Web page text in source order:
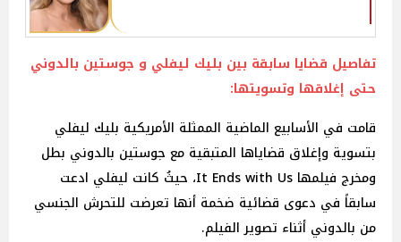
تفاصيل قضايا سابقة بين بليك ليفلي و جوستين بالدوني
حتى إغلاقها وتسويتها:
قامت في الأسابيع الماضية الممثلة الأمريكية بليك ليفلي
بتسوية وإغلاق قضاياها المتبقية مع جوستين بالدوني بطل
ومخرج فيلمها It Ends with Us، حيثُ كانت ليفلي ادعت
سابقاً في دعوى قضائية ضخمة أنها تعرضت للتحرش الجنسي
من بالدوني أثناء تصوير الفيلم.